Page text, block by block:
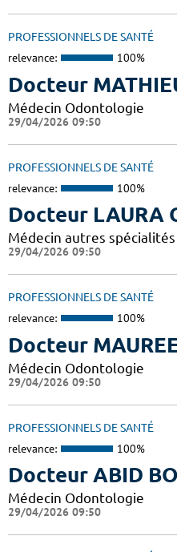
PROFESSIONNELS DE SANTÉ
relevance: 100%
Docteur
Médecin Odontologie
29/04/2026 09:50
PROFESSIONNELS DE SANTÉ
relevance: 100%
Docteur LAURA
Médecin autres
29/04/2026 09:50
PROFESSIONNELS DE SANTÉ
relevance: 100%
Docteur
Médecin Odontologie
29/04/2026 09:50
PROFESSIONNELS DE SANTÉ
relevance: 100%
Docteur ABID
Médecin Odontologie
29/04/2026 09:50